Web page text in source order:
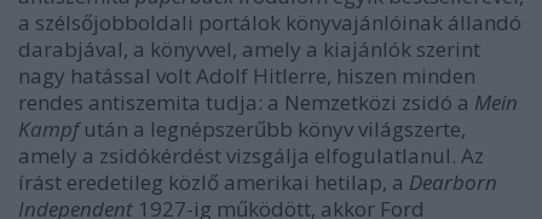
a szélsőjobboldali portálok könyvajánlóinak állandó
darabjával, a könyvvel, amely a kiajánlók szerint
nagy hatással volt Adolf Hitlerre, hiszen minden
rendes antiszemita tudja: a Nemzetközi zsidó a Mein
Kampfután a legnépszerűbb könyv világszerte,
amely a zsidókérdést vizsgálja elfogulatlanul. Az
írást eredetileg közlő amerikai hetilap, a Dearborn
Independent 1927-ig működött, akkor Ford